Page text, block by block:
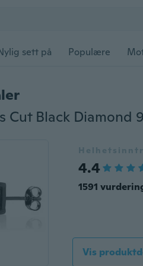
sett på Populære
4.4
1591
Vis